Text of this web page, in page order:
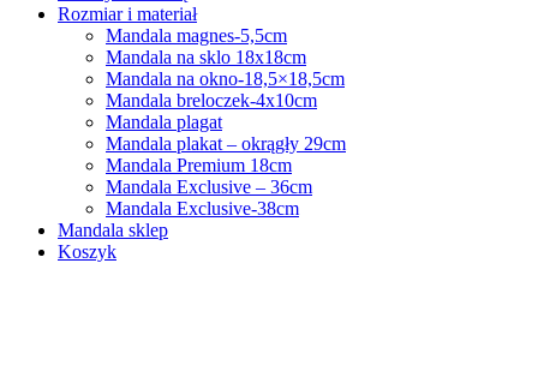
Rozmiar i materiał
Mandala magnes-5,5cm
Mandala na sklo 18x18cm
Mandala na okno-18,5×18,5cm
Mandala breloczek-4x10cm
Mandala plagat
Mandala plakat – okrągły 29cm
Mandala Premium 18cm
Mandala Exclusive – 36cm
Mandala Exclusive-38cm
Mandala sklep
Koszyk